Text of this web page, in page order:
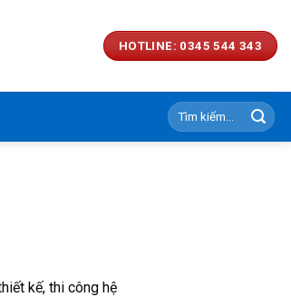
HOTLINE: 0345 544 343
Tìm
kiếm:
kế, thi công hệ